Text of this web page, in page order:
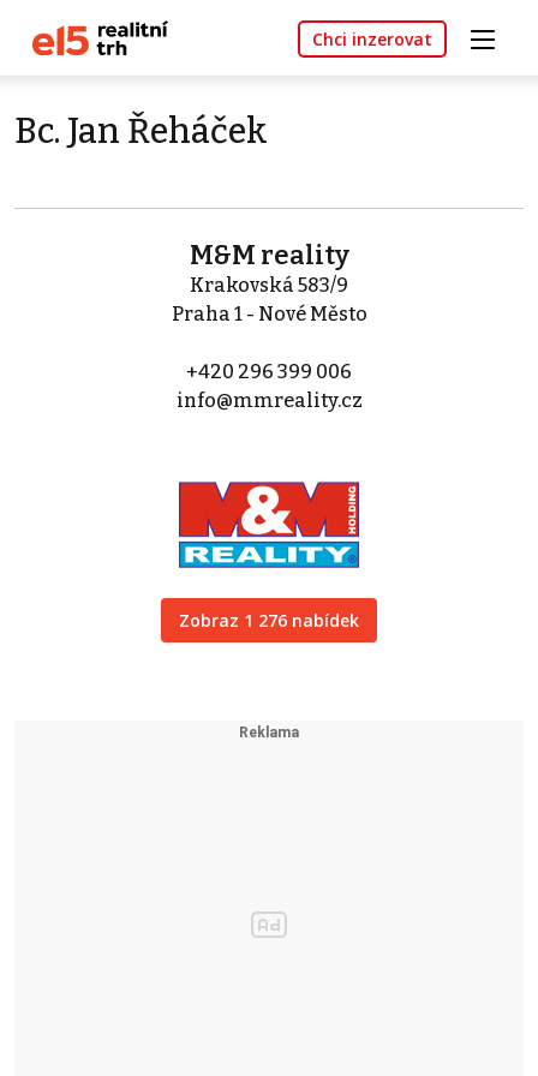
Chci inzerovat
Bc. Jan Řeháček
M&M reality
Krakovská 583/9
Praha 1 - Nové Město
+420 296 399 006
info@mmreality.cz
Zobraz 1 276 nabídek